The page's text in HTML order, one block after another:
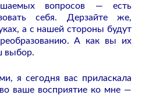
вопросов — есть
себя. Дерзайте же,
а с нашей стороны будут
А как вы их
выбор.
я сегодня вас приласкала
ваше восприятие ко мне —